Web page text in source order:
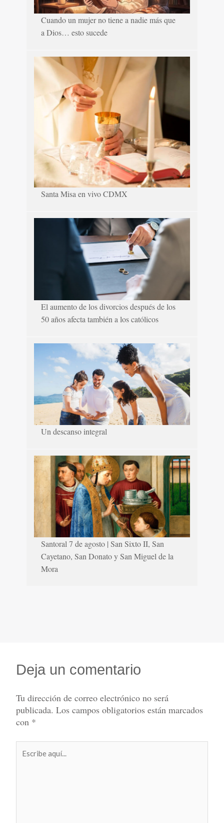
Cuando un mujer no tiene a nadie más que
a Dios… esto sucede
Santa Misa en vivo CDMX
El aumento de los divorcios después de los
50 años afecta también a los católicos
Un descanso integral
Santoral 7 de agosto | San Sixto II, San
Cayetano, San Donato y San Miguel de la
Mora
Deja un comentario
Tu dirección de correo electrónico no será
publicada. Los campos obligatorios están marcados
con *
aquí...